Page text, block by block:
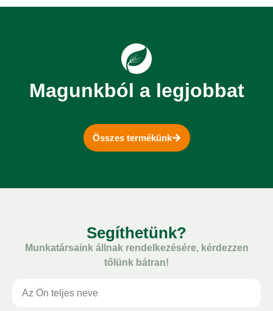
Magunkból a legjobbat
Összes termékünk
Segíthetünk?
Munkatársaink állnak rendelkezésére, kérdezzen
tőlünk bátran!